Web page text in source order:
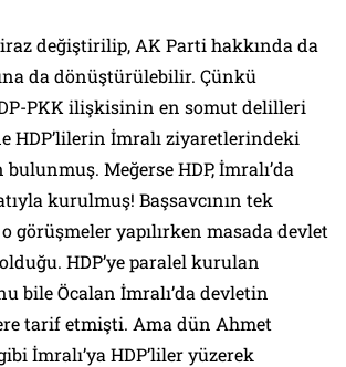
değiştirilip, AK Parti hakkında da
da dönüştürülebilir. Çünkü
PKK ilişkisinin en somut delilleri
HDP’lilerin İmralı ziyaretlerindeki
Meğerse HDP, İmralı’da
kurulmuş! Başsavcının tek
görüşmeler yapılırken masada devlet
HDP’ye paralel kurulan
bile Öcalan İmralı’da devletin
tarif etmişti. Ama dün Ahmet
İmralı’ya HDP’liler yüzerek